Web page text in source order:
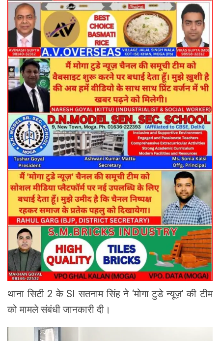
थाना सिटी 2 के SI सतनाम सिंह ने ‘मोगा टुडे न्यूज़’ की टीम
को मामले संबंधी जानकारी दी।